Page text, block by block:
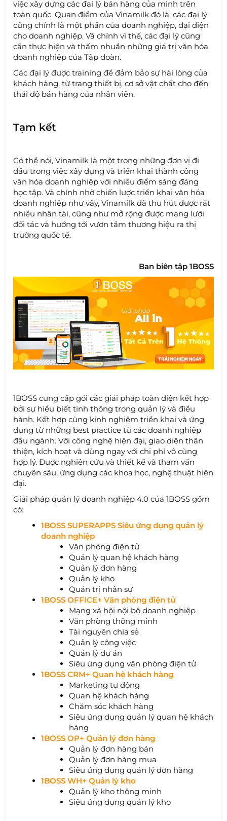
việc xây dựng các đại lý bán hàng của mình trên
toàn quốc. Quan điểm của Vinamilk đó là: các đại lý
cũng chính là một phần của doanh nghiệp, đại diện
cho doanh nghiệp. Và chính vì thế, các đại lý cũng
cần thực hiện và thấm nhuần những giá trị văn hóa
doanh nghiệp của Tập đoàn.
Các đại lý được training để đảm bảo sự hài lòng của
khách hàng, từ trang thiết bị, cơ sở vật chất cho đến
thái độ bán hàng của nhân viên.
Tạm kết
Có thể nói, Vinamilk là một trong những đơn vị đi
đầu trong việc xây dựng và triển khai thành công
văn hóa doanh nghiệp với nhiều điểm sáng đáng
học tập. Và chính nhờ chiến lược triển khai văn hóa
doanh nghiệp như vậy, Vinamilk đã thu hút được rất
nhiều nhân tài, cũng như mở rộng được mạng lưới
đối tác và hướng tới vươn tầm thương hiệu ra thị
trường quốc tế.
Ban biên tập 1BOSS
1BOSS cung cấp gói các giải pháp toàn diện kết hợp
bởi sự hiểu biết tinh thông trong quản lý và điều
hành. Kết hợp cùng kinh nghiệm triển khai và ứng
dụng từ những best practice từ các doanh nghiệp
đầu ngành. Với công nghệ hiện đại, giao diện thân
thiện, kích hoạt và dùng ngay với chi phí vô cùng
hợp lý. Được nghiên cứu và thiết kế và tham vấn
chuyên sâu, ứng dụng các khoa học, nghệ thuật hiện
đại.
Giải pháp quản lý doanh nghiệp 4.0 của 1BOSS gồm
có:
1BOSS SUPERAPPS Siêu ứng dụng quản lý
doanh nghiệp
Văn phòng điện tử
Quản lý quan hệ khách hàng
Quản lý đơn hàng
Quản lý kho
Quản trị nhân sự
1BOSS OFFICE+ Văn phòng điện tử
Mạng xã hội nội bộ doanh nghiệp
Văn phòng thông minh
Tài nguyên chia sẻ
Quản lý công việc
Quản lý dự án
Siêu ứng dụng văn phòng điện tử
1BOSS CRM+ Quan hệ khách hàng
Marketing tự động
Quan hệ khách hàng
Chăm sóc khách hàng
Siêu ứng dụng quản lý quan hệ khách
hàng
1BOSS OP+ Quản lý đơn hàng
Quản lý đơn hàng bán
Quản lý đơn hàng mua
Siêu ứng dụng quản lý đơn hàng
1BOSS WH+ Quản lý kho
Quản lý kho thông minh
Siêu ứng dụng quản lý kho